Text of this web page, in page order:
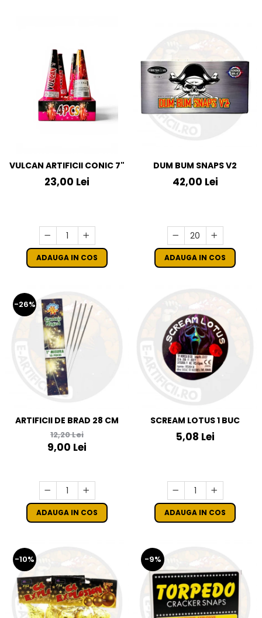
VULCAN ARTIFICII CONIC 7"
23,00 Lei
ADAUGA IN COS
DUM BUM SNAPS V2
42,00 Lei
ADAUGA IN COS
-26%
ARTIFICII DE BRAD 28 CM
12,20 Lei
9,00 Lei
ADAUGA IN COS
SCREAM LOTUS 1 BUC
5,08 Lei
ADAUGA IN COS
-10% -9%